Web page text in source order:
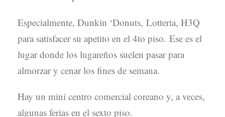
Especialmente, Dunkin ‘Donuts, Lotteria, H3Q
para satisfacer su apetito en el 4to piso. Ese es el
lugar donde los lugareños suelen pasar para
almorzar y cenar los fines de semana.
Hay un mini centro comercial coreano y, a veces,
algunas ferias en el sexto piso.